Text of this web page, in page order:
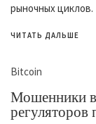
рыночных
ЧИТАТЬ ДАЛЬШЕ
Bitcoin
Мошенники